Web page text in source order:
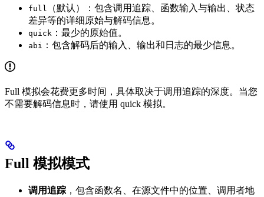
full
（默认）：包含调用追踪、函数输入与输出、状态
差异等的详细原始与解码信息。
quick ：最少的原始值。
abi ：包含解码后的输入、输出和日志的最少信息。
Full 模拟会花费更多时间，具体取决于调用追踪的深度。当您
不需要解码信息时，请使用 quick 模拟。
Full 模拟模式
调用追踪 ，包含函数名、在源文件中的位置、调用者地